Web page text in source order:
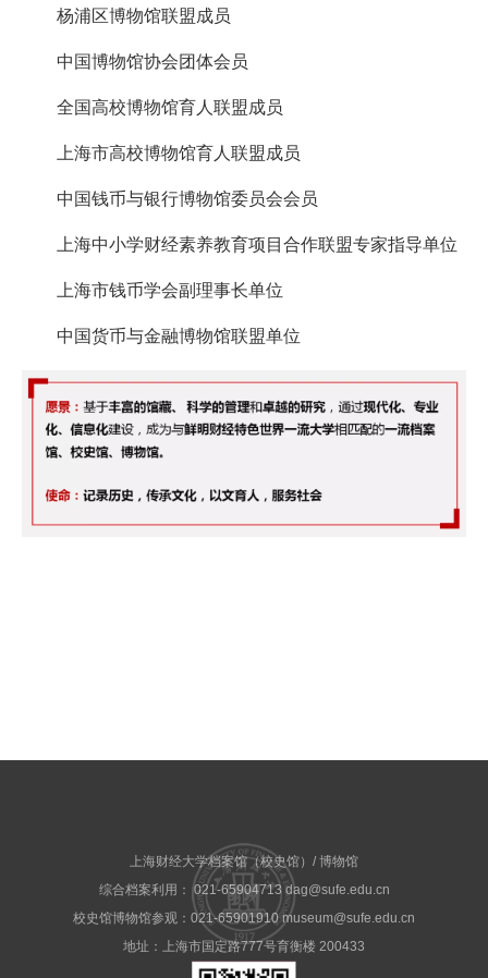
杨浦区博物馆联盟成员
中国博物馆协会团体会员
全国高校博物馆育人联盟成员
上海市高校博物馆育人联盟成员
中国钱币与银行博物馆委员会会员
上海中小学财经素养教育项目合作联盟专家指导单位
上海市钱币学会副理事长单位
中国货币与金融博物馆联盟单位
上海财经大学档案馆（校史馆）/ 博物馆
综合档案利用： 021-65904713 dag@sufe.edu.cn
校史馆博物馆参观：021-65901910 museum@sufe.edu.cn
地址：上海市国定路777号育衡楼 200433